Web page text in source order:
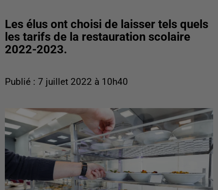
Les élus ont choisi de laisser tels quels
les tarifs de la restauration scolaire
2022-2023.
Publié : 7 juillet 2022 à 10h40